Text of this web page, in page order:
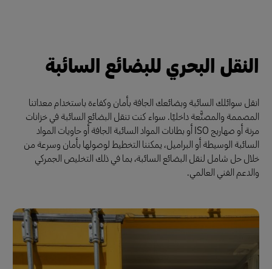
النقل البحري للبضائع السائبة
انقل سوائلك السائبة وبضائعك الجافة بأمان وكفاءة باستخدام معداتنا
المصممة والمصنَّعة داخليًا. سواء كنت تنقل البضائع السائبة في خزانات
مرنة أو صهاريج ISO أو بطانات المواد السائبة الجافة أو حاويات المواد
السائبة الوسيطة أو البراميل، يمكننا التخطيط لوصولها بأمان وسرعة من
خلال حل شامل لنقل البضائع السائبة، بما في ذلك التخليص الجمركي
والدعم الفني العالمي.